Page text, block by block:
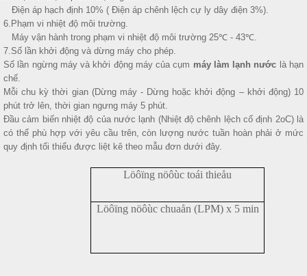
Điện áp hạch định 10% ( Điện áp chênh lệch cự ly dây điện 3%).
6.Phạm vi nhiệt độ môi trường.
Máy vận hành trong phạm vi nhiệt độ môi trường 25℃ - 43℃.
7.Số lần khởi động và dừng máy cho phép.
Số lần ngừng máy và khởi động máy của cụm máy làm lạnh nước là hạn
chế.
Mỗi chu kỳ thời gian (Dừng máy - Dừng hoặc khởi động – khởi động) 10
phút trở lên, thời gian ngưng máy 5 phút.
Đầu cảm biến nhiệt độ của nước lạnh (Nhiệt độ chênh lệch cố định 2oC) là
có thể phù hợp với yêu cầu trên, còn lượng nước tuần hoàn phải ở mức
quy định tối thiểu được liệt kê theo mẫu đơn dưới đây.
Löôïng nöôùc toái thieåu
Löôïng nöôùc chuaån (LPM) x 5 min